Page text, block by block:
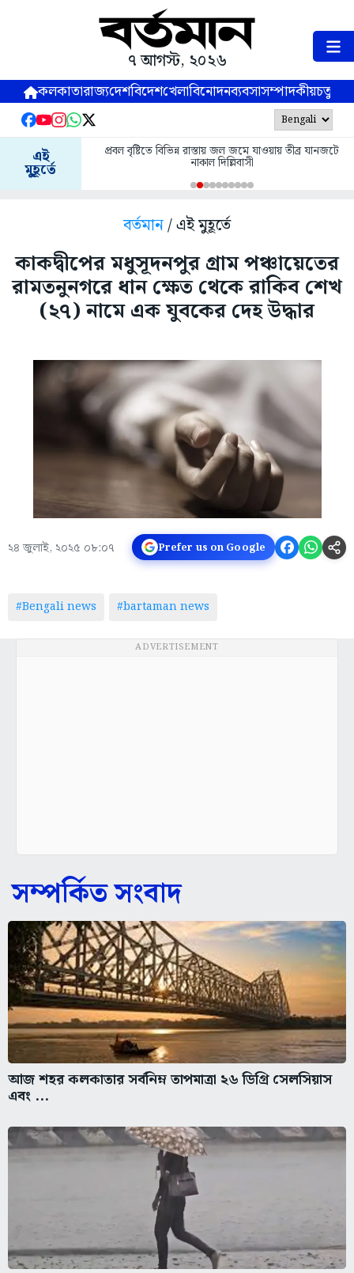
৭ আগস্ট, ২০২৬
কলকাতারাজ্যদেশবিদেশখেলাবিনোদনব্যবসাসম্পাদকীয়
এই
মুহূর্তে
প্রবল বৃষ্টিতে বিভিন্ন রাস্তায় জল জমে যাওয়ায় তীব্র যানজটে
নাকাল দিল্লিবাসী
বর্তমান/ এই মুহূর্তে
কাকদ্বীপের মধুসূদনপুর গ্রাম পঞ্চায়েতের
রামতনুনগরে ধান ক্ষেত থেকে রাকিব শেখ
(২৭) নামে এক যুবকের দেহ উদ্ধার
২৪ জুলাই, ২০২৫ ০৮:০৭ Prefer us on Google
#Bengali news #bartaman news
ADVERTISEMENT
সম্পর্কিত সংবাদ
আজ শহর কলকাতার সর্বনিম্ন তাপমাত্রা ২৬ ডিগ্রি সেলসিয়াস
এবং ...